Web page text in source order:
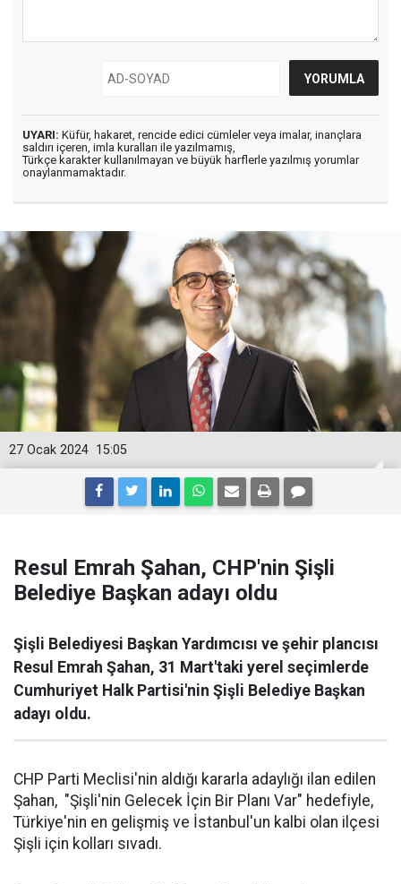
UYARI: Küfür, hakaret, rencide edici cümleler veya imalar, inançlara
saldırı içeren, imla kuralları ile yazılmamış,
Türkçe karakter kullanılmayan ve büyük harflerle yazılmış yorumlar
onaylanmamaktadır.
15:05
27 Ocak 2024
Resul Emrah Şahan, CHP'nin Şişli
Belediye Başkan adayı oldu
Şişli Belediyesi Başkan Yardımcısı ve şehir plancısı
Resul Emrah Şahan, 31 Mart'taki yerel seçimlerde
Cumhuriyet Halk Partisi'nin Şişli Belediye Başkan
adayı oldu.
CHP Parti Meclisi'nin aldığı kararla adaylığı ilan edilen
Şahan, "Şişli'nin Gelecek İçin Bir Planı Var" hedefiyle,
Türkiye'nin en gelişmiş ve İstanbul'un kalbi olan ilçesi
Şişli için kolları sıvadı.